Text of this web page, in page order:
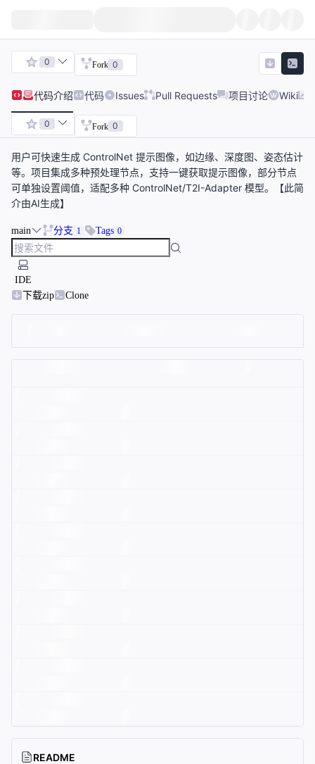
0 Fork 0
代码介绍 代码 Issues Pull Requests 项目讨论 Wiki
0 Fork 0
用户可快速生成 ControlNet 提示图像，如边缘、深度图、姿态估计
等。项目集成多种预处理节点，支持一键获取提示图像，部分节点
可单独设置阈值，适配多种 ControlNet/T2I-Adapter 模型。【此简
介由AI生成】
main 分支 1 Tags 0
IDE
下载zip
Clone
README